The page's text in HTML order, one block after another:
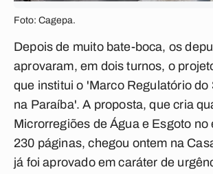
Foto: Cagepa.
Depois de muito bate-boca, os
aprovaram, em dois turnos, o
que institui o 'Marco Regulatório do
na Paraíba'. A proposta, que cria
Microrregiões de Água e Esgoto no
230 páginas, chegou ontem na
já foi aprovado em caráter de